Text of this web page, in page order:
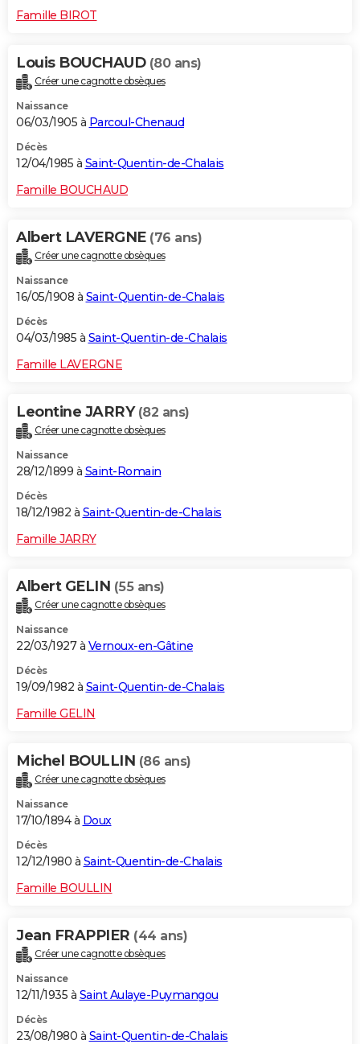
Famille BIROT
Louis BOUCHAUD (80 ans)
Créer une cagnotte obsèques
Naissance
06/03/1905 à Parcoul-Chenaud
Décès
12/04/1985 à Saint-Quentin-de-Chalais
Famille BOUCHAUD
Albert LAVERGNE (76 ans)
Créer une cagnotte obsèques
Naissance
16/05/1908 à Saint-Quentin-de-Chalais
Décès
04/03/1985 à Saint-Quentin-de-Chalais
Famille LAVERGNE
Leontine JARRY (82 ans)
Créer une cagnotte obsèques
Naissance
28/12/1899 à Saint-Romain
Décès
18/12/1982 à Saint-Quentin-de-Chalais
Famille JARRY
Albert GELIN (55 ans)
Créer une cagnotte obsèques
Naissance
22/03/1927 à Vernoux-en-Gâtine
Décès
19/09/1982 à Saint-Quentin-de-Chalais
Famille GELIN
Michel BOULLIN (86 ans)
Créer une cagnotte obsèques
Naissance
17/10/1894 à Doux
Décès
12/12/1980 à Saint-Quentin-de-Chalais
Famille BOULLIN
Jean FRAPPIER (44 ans)
Créer une cagnotte obsèques
Naissance
12/11/1935 à Saint Aulaye-Puymangou
Décès
23/08/1980 à Saint-Quentin-de-Chalais